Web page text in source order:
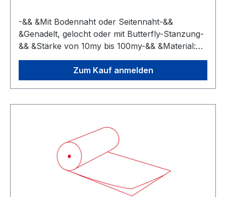
-&& &Mit Bodennaht oder Seitennaht-&&
&Genadelt, gelocht oder mit Butterfly-Stanzung-
&& &Stärke von 10my bis 100my-&& &Material:
LDPE, MDPE, LLDPE, Regenarte
Zum Kauf anmelden